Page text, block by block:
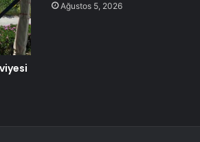
Ağustos 5, 2026